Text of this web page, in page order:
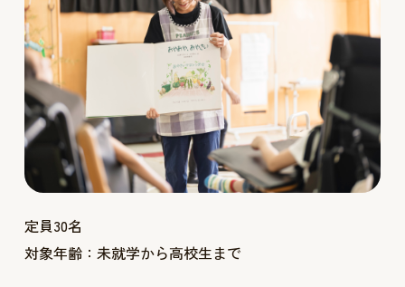
定員30名
対象年齢：未就学から高校生まで